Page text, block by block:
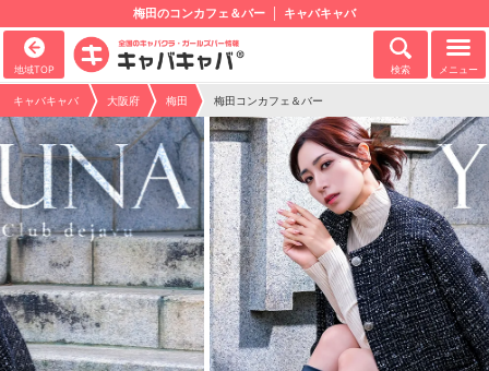
梅田のコンカフェ＆バー キャバキャバ
地域TOP 検索 メニュー
キャバキャバ 大阪府 梅田 梅田コンカフェ＆バー